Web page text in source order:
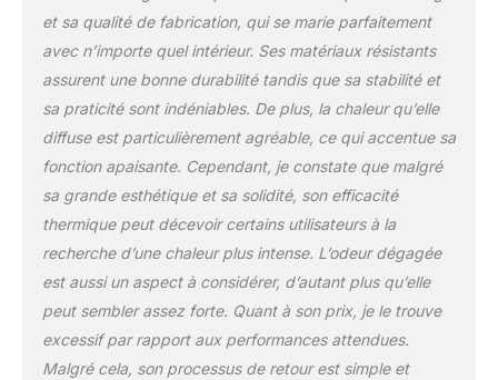
et sa qualité de fabrication, qui se marie parfaitement
avec n’importe quel intérieur. Ses matériaux résistants
assurent une bonne durabilité tandis que sa stabilité et
sa praticité sont indéniables. De plus, la chaleur qu’elle
diffuse est particulièrement agréable, ce qui accentue sa
fonction apaisante. Cependant, je constate que malgré
sa grande esthétique et sa solidité, son efficacité
thermique peut décevoir certains utilisateurs à la
recherche d’une chaleur plus intense. L’odeur dégagée
est aussi un aspect à considérer, d’autant plus qu’elle
peut sembler assez forte. Quant à son prix, je le trouve
excessif par rapport aux performances attendues.
Malgré cela, son processus de retour est simple et